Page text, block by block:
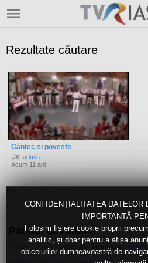
CONFIDENȚIALITATEA DATELOR
IMPORTANTĂ
Folosim fișiere cookie proprii
analitic, și doar pentru a afișa
obiceiurilor dumneavoastră de
Rezultate căutare
Sortaţi după:
Cântec și poveste
De:admin
Acum 11 ani
Panoul cuvintelor
lucaci şuşu sabrina speciala